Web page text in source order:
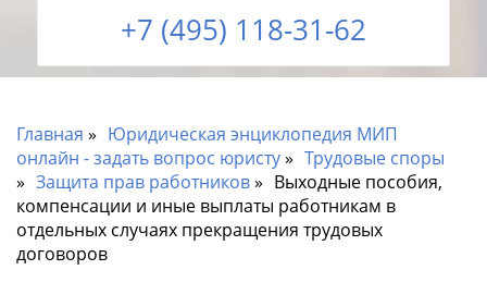
+7 (495) 118-31-62
Главная
Юридическая энциклопедия МИП
онлайн - задать вопрос юристу
Трудовые споры
Защита прав работников
Выходные пособия,
компенсации и иные выплаты работникам в
отдельных случаях прекращения трудовых
договоров